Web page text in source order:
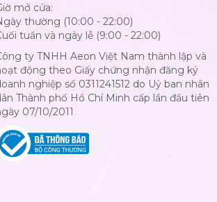
mở cửa:
thường (10:00 - 22:00)
tuần và ngày lễ (9:00 - 22:00)
ty TNHH Aeon Việt Nam thành lập và
động theo Giấy chứng nhận đăng ký
nghiệp số 0311241512 do Uỷ ban nhân
Thành phố Hồ Chí Minh cấp lần đầu tiên
07/10/2011